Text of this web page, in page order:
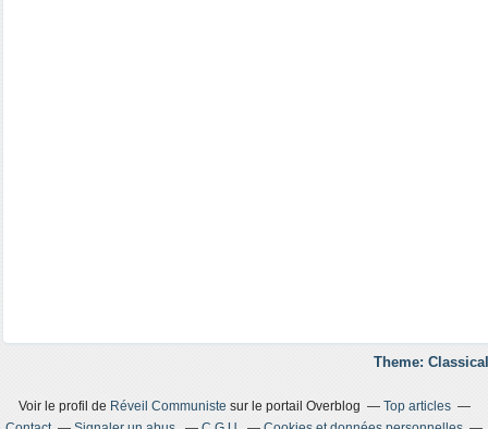
Theme:
Voir le profil de Réveil Communiste sur le portail Overblog
Top articles